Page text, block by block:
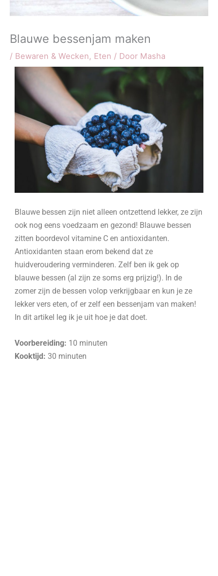
Blauwe bessenjam maken
/ Bewaren & Wecken, Eten / Door Masha
Blauwe bessen zijn niet alleen ontzettend lekker, ze zijn
ook nog eens voedzaam en gezond! Blauwe bessen
zitten boordevol vitamine C en antioxidanten.
Antioxidanten staan erom bekend dat ze
huidveroudering verminderen. Zelf ben ik gek op
blauwe bessen (al zijn ze soms erg prijzig!). In de
zomer zijn de bessen volop verkrijgbaar en kun je ze
lekker vers eten, of er zelf een bessenjam van maken!
In dit artikel leg ik je uit hoe je dat doet.
Voorbereiding: 10 minuten
Kooktijd: 30 minuten